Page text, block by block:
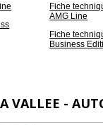
Fiche
AMG Line
Fiche
Business
VALLEE -